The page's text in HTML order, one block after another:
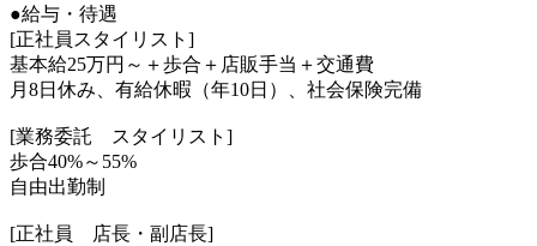
●給与・待遇
[正社員スタイリスト]
基本給25万円～＋歩合＋店販手当＋交通費
月8日休み、有給休暇（年10日）、社会保険完備
[業務委託 スタイリスト]
歩合40%～55%
自由出勤制
[正社員 店長・副店長]